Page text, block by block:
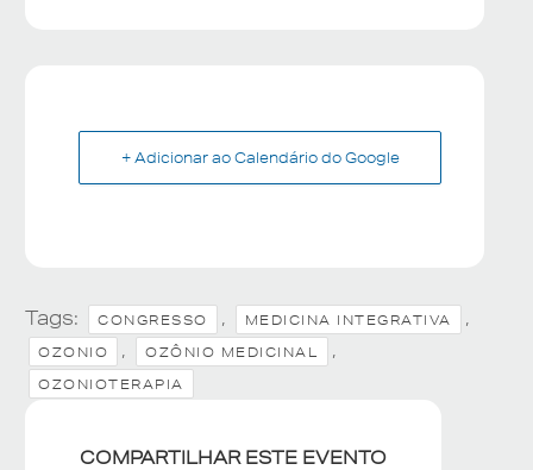
+ Adicionar ao Calendário do Google
Tags: CONGRESSO , MEDICINA INTEGRATIVA ,
OZONIO , OZÔNIO MEDICINAL ,
OZONIOTERAPIA
COMPARTILHAR ESTE EVENTO